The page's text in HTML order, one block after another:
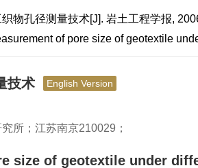
物孔径测量技术[J]. 岩土工程学报,
of pore size of geotextile
技术 English Version
所；江苏南京210029；
size of geotextile under